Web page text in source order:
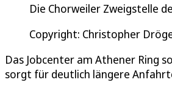
Die Chorweiler Zweigstelle
Copyright: Christopher
Das Jobcenter am Athener Ring
sorgt für deutlich längere